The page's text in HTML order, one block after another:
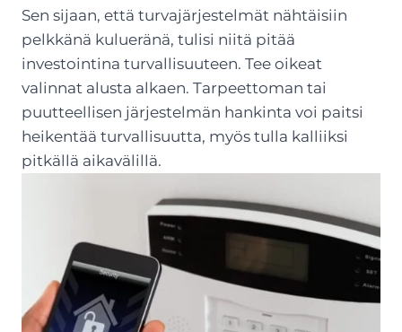
Sen sijaan, että turvajärjestelmät nähtäisiin
pelkkänä kulueränä, tulisi niitä pitää
investointina turvallisuuteen. Tee oikeat
valinnat alusta alkaen. Tarpeettoman tai
puutteellisen järjestelmän hankinta voi paitsi
heikentää turvallisuutta, myös tulla kalliiksi
pitkällä aikavälillä.